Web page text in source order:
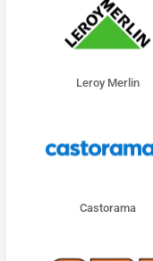
Leroy Merlin
Castorama